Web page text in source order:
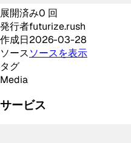
展開済み0 回
発行者futurize.rush
作成日2026-03-28
ソースソースを表示
タグ
Media
サービス